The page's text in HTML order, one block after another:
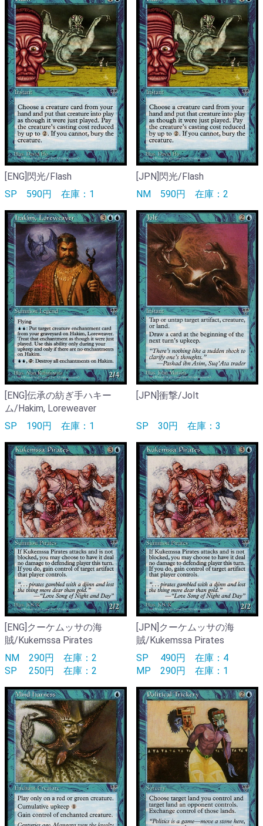
[ENG]閃光/Flash
SP 590円 在庫：1
[JPN]閃光/Flash
NM 590円 在庫：2
[ENG]伝承の紡ぎ手ハキー
ム/Hakim, Loreweaver
SP 190円 在庫：1
[JPN]衝撃/Jolt
SP 30円 在庫：3
[ENG]クーケムッサの海
賊/Kukemssa Pirates
NM 290円 在庫：2
SP
250円 在庫：2
[JPN]クーケムッサの海
賊/Kukemssa Pirates
SP
490円 在庫：4
MP 290円 在庫：1